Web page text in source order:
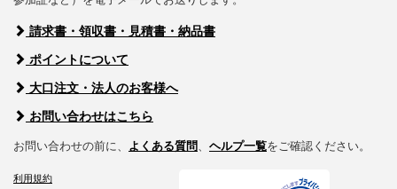
請求書・領収書・見積書・納品書
ポイントについて
大口注文・法人のお客様へ
お問い合わせはこちら
お問い合わせの前に、 よくある質問 ヘルプ一覧をご確認ください。
利用規約